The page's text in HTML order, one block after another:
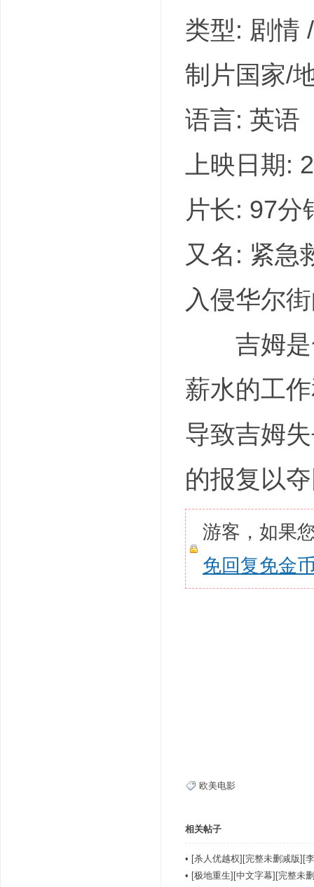
类型: 剧情
制片国家/
语言: 英语
上映日期:
片长: 97分
又名: 紧急
入侵华尔街
吉姆是
薪水的工
导致吉姆
的报复以
游客，如果
免回复免金
欧美电影
相关帖子
• [杀人优越权][完整未删减版][
• [极地重生][中文字幕][完整未